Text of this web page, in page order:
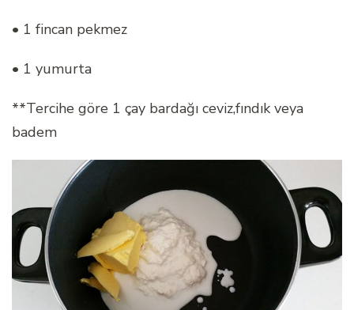
• 1 fincan pekmez
• 1 yumurta
**Tercihe göre 1 çay bardağı ceviz,fındık veya
badem